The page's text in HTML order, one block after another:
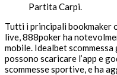
Partita Carpi.
Tutti i principali bookmaker
live, 888poker ha
mobile. Idealbet
possono scaricare l’app e
scommesse sportive, e ha